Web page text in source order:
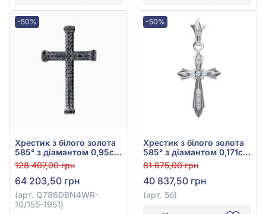
-50%
Хрестик з білого золота
585° з діамантом 0,95ct,
арт. Q786DBN4WR-
10/155-1951
128 407,00 грн
64 203,50 грн
(арт. Q786DBN4WR-
10/155-1951)
-50%
Хрестик з білого золота
585° з діамантом 0,171ct,
арт. 5б
81 675,00 грн
40 837,50 грн
(арт. 5б)